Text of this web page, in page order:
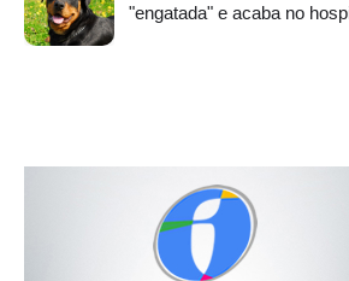
"engatada" e acaba no